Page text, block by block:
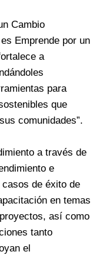
Cambio
Emprende por un
a
para
que
comunidades”.
a través de
e
casos de éxito de
en temas
así como
tanto
el